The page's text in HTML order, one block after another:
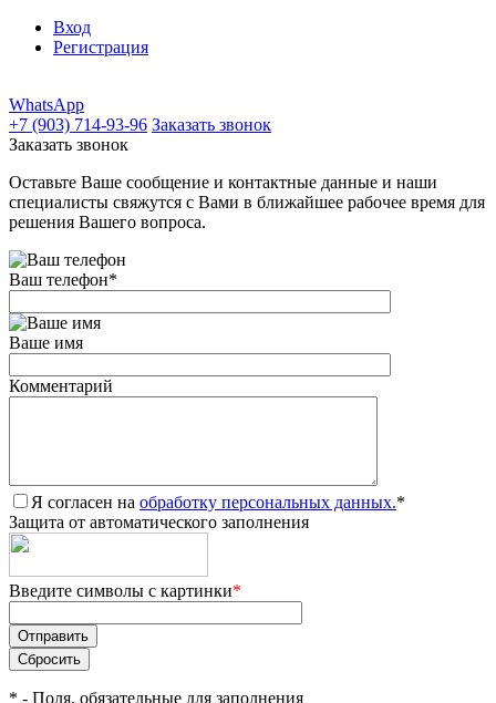
Вход
Регистрация
WhatsApp
+7 (903) 714-93-96 Заказать звонок
Заказать звонок
Оставьте Ваше сообщение и контактные данные и наши
специалисты свяжутся с Вами в ближайшее рабочее время для
решения Вашего вопроса.
Ваш телефон*
Ваше имя
Комментарий
Я согласен на обработку персональных данных.*
Защита от автоматического заполнения
Введите символы с картинки*
* - Поля, обязательные для заполнения